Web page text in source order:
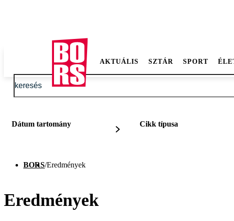
AKTUÁLIS SZTÁR SPORT
Dátum tartomány Cikk típusa
BORS/Eredmények
Eredmények